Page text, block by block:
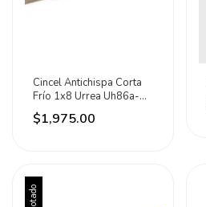
Cincel Antichispa Corta
Frío 1x8 Urrea Uh86a-
1x8
$1,975.00